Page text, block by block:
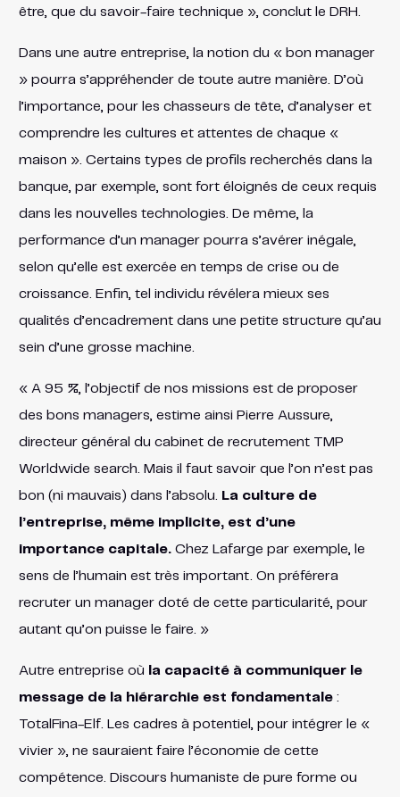
être, que du savoir-faire technique », conclut le DRH.
Dans une autre entreprise, la notion du « bon manager
» pourra s’appréhender de toute autre manière. D’où
l’importance, pour les chasseurs de tête, d’analyser et
comprendre les cultures et attentes de chaque «
maison ». Certains types de profils recherchés dans la
banque, par exemple, sont fort éloignés de ceux requis
dans les nouvelles technologies. De même, la
performance d’un manager pourra s’avérer inégale,
selon qu’elle est exercée en temps de crise ou de
croissance. Enfin, tel individu révélera mieux ses
qualités d’encadrement dans une petite structure qu’au
sein d’une grosse machine.
« A 95 %, l’objectif de nos missions est de proposer
des bons managers, estime ainsi Pierre Aussure,
directeur général du cabinet de recrutement TMP
Worldwide search. Mais il faut savoir que l’on n’est pas
bon (ni mauvais) dans l’absolu. La culture de
l’entreprise, même implicite, est d’une
importance capitale.Chez Lafarge par exemple, le
sens de l’humain est très important. On préférera
recruter un manager doté de cette particularité, pour
autant qu’on puisse le faire. »
Autre entreprise où
la capacité à communiquer le
message de la hiérarchie est fondamentale:
TotalFina-Elf. Les cadres à potentiel, pour intégrer le «
vivier », ne sauraient faire l’économie de cette
compétence. Discours humaniste de pure forme ou